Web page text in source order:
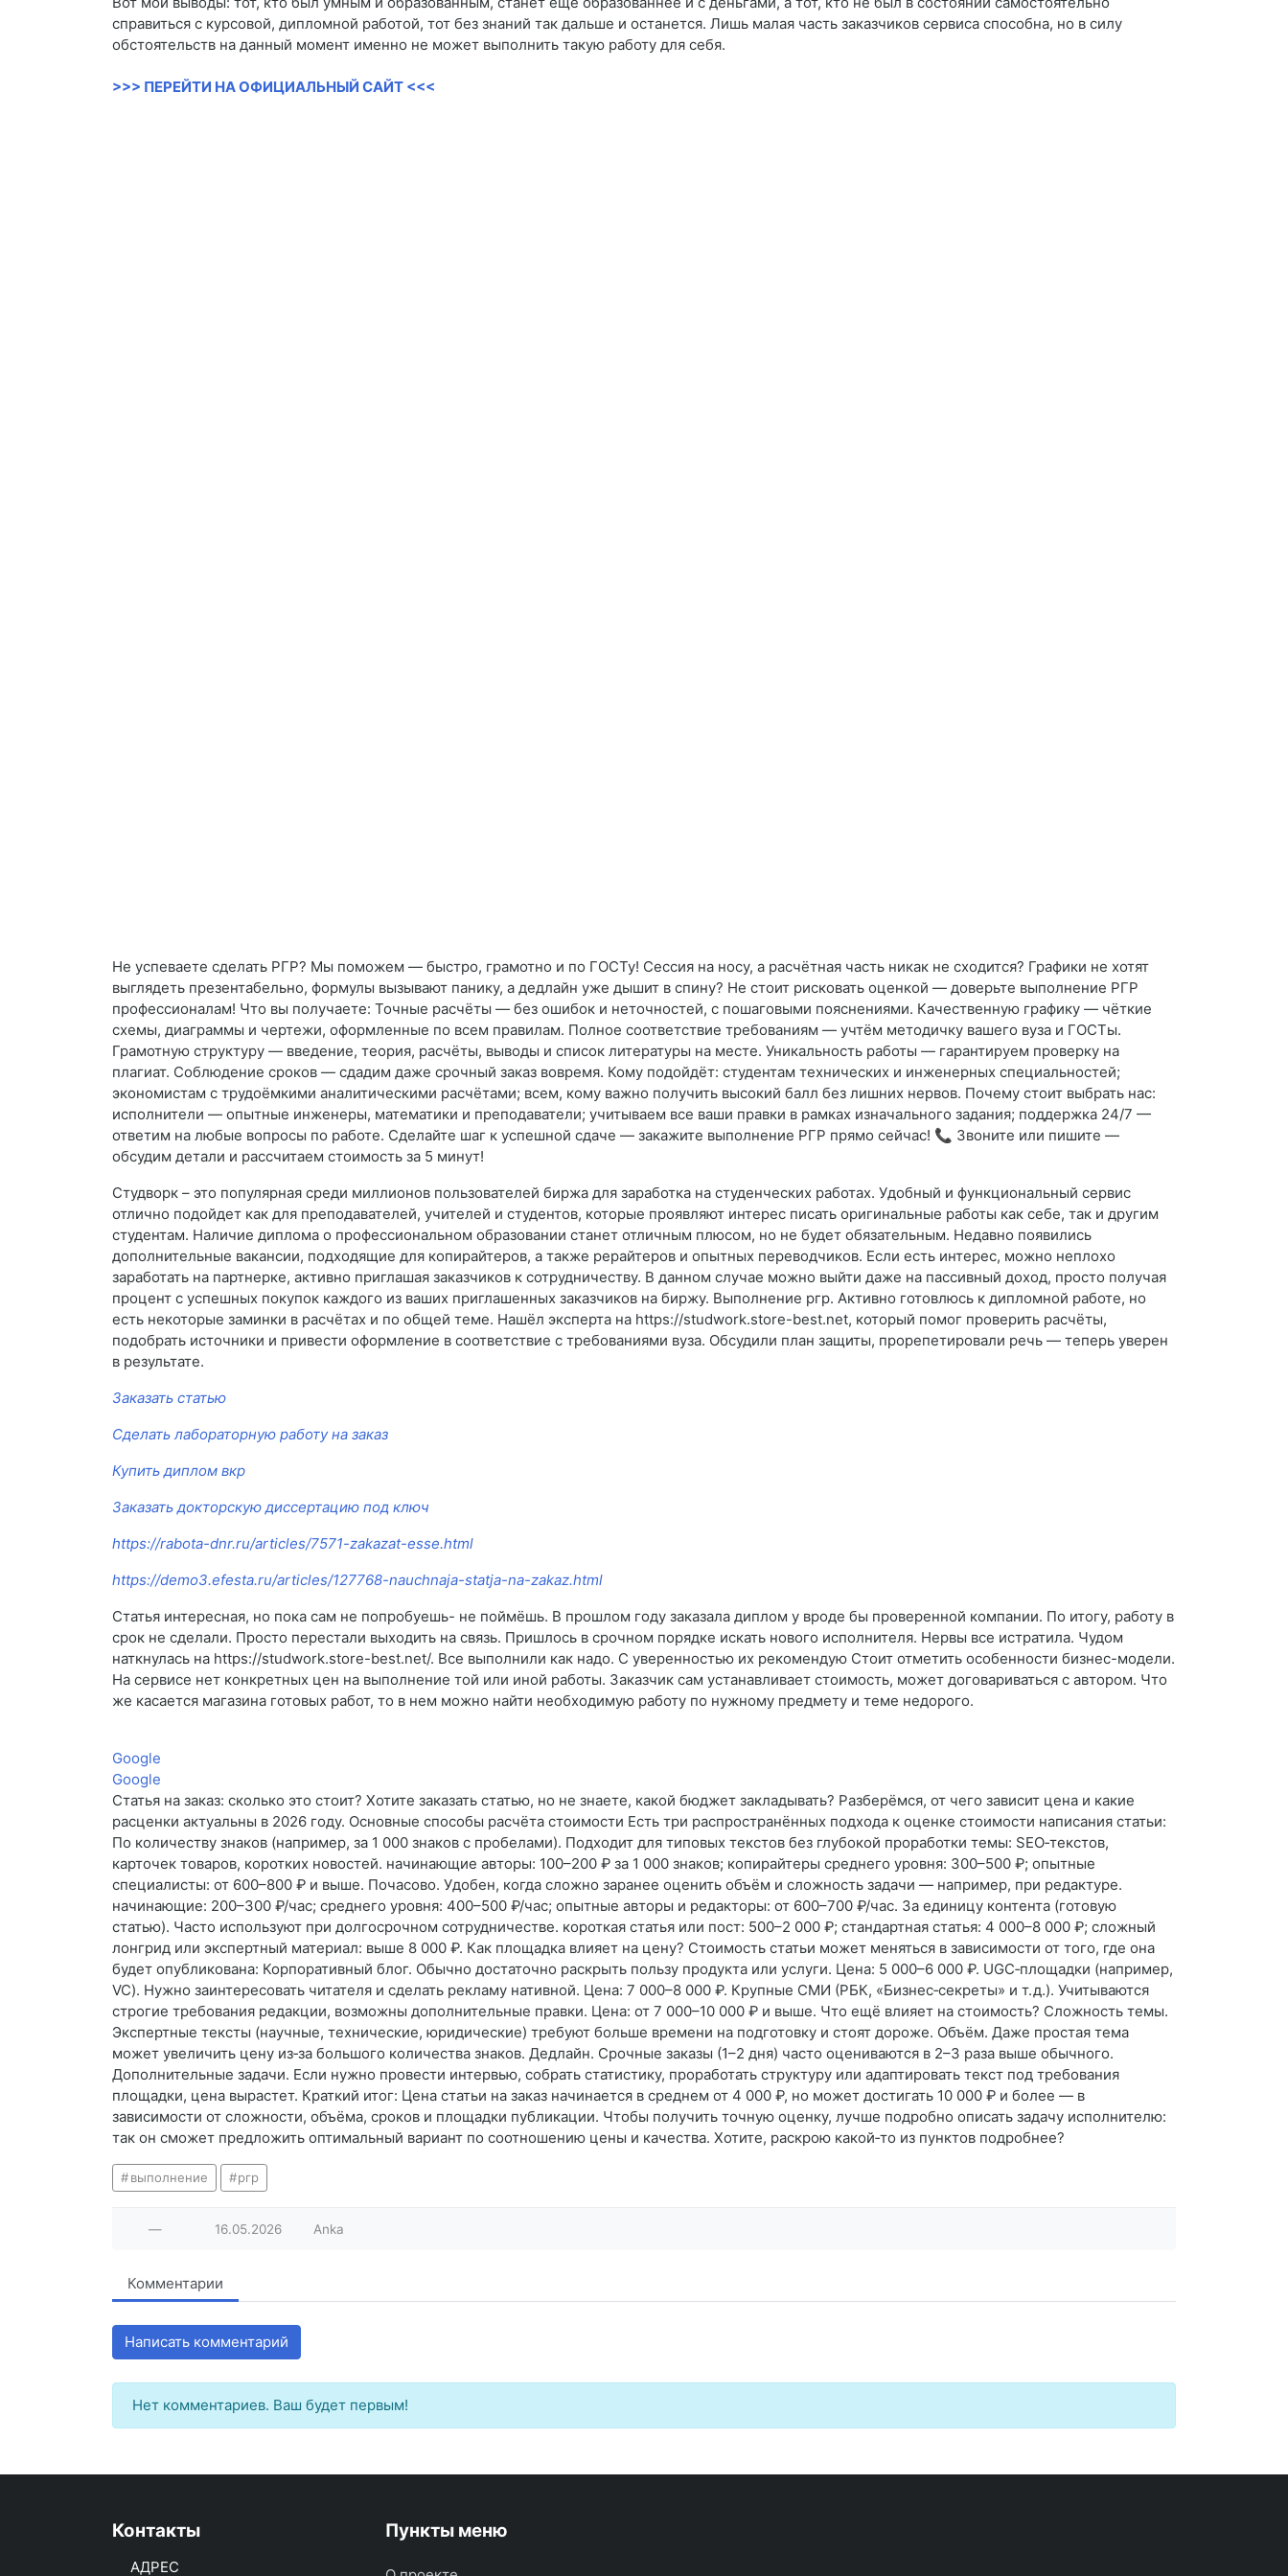
справиться с курсовой, дипломной работой, тот без знаний так дальше и останется. Лишь малая часть заказчиков сервиса способна, но в силу
обстоятельств на данный момент именно не может выполнить такую работу для себя.
>>> ПЕРЕЙТИ НА ОФИЦИАЛЬНЫЙ САЙТ <<<
Не успеваете сделать РГР? Мы поможем — быстро, грамотно и по ГОСТу! Сессия на носу, а расчётная часть никак не сходится? Графики не хотят
выглядеть презентабельно, формулы вызывают панику, а дедлайн уже дышит в спину? Не стоит рисковать оценкой — доверьте выполнение РГР
профессионалам! Что вы получаете: Точные расчёты — без ошибок и неточностей, с пошаговыми пояснениями. Качественную графику — чёткие
схемы, диаграммы и чертежи, оформленные по всем правилам. Полное соответствие требованиям — учтём методичку вашего вуза и ГОСТы.
Грамотную структуру — введение, теория, расчёты, выводы и список литературы на месте. Уникальность работы — гарантируем проверку на
плагиат. Соблюдение сроков — сдадим даже срочный заказ вовремя. Кому подойдёт: студентам технических и инженерных специальностей;
экономистам с трудоёмкими аналитическими расчётами; всем, кому важно получить высокий балл без лишних нервов. Почему стоит выбрать нас:
исполнители — опытные инженеры, математики и преподаватели; учитываем все ваши правки в рамках изначального задания; поддержка 24/7 —
ответим на любые вопросы по работе. Сделайте шаг к успешной сдаче — закажите выполнение РГР прямо сейчас! 📞 Звоните или пишите —
обсудим детали и рассчитаем стоимость за 5 минут!
Студворк – это популярная среди миллионов пользователей биржа для заработка на студенческих работах. Удобный и функциональный сервис
отлично подойдет как для преподавателей, учителей и студентов, которые проявляют интерес писать оригинальные работы как себе, так и другим
студентам. Наличие диплома о профессиональном образовании станет отличным плюсом, но не будет обязательным. Недавно появились
дополнительные вакансии, подходящие для копирайтеров, а также рерайтеров и опытных переводчиков. Если есть интерес, можно неплохо
заработать на партнерке, активно приглашая заказчиков к сотрудничеству. В данном случае можно выйти даже на пассивный доход, просто получая
процент с успешных покупок каждого из ваших приглашенных заказчиков на биржу. Выполнение ргр. Активно готовлюсь к дипломной работе, но
есть некоторые заминки в расчётах и по общей теме. Нашёл эксперта на https://studwork.store-best.net, который помог проверить расчёты,
подобрать источники и привести оформление в соответствие с требованиями вуза. Обсудили план защиты, прорепетировали речь — теперь уверен
в результате.
Заказать статью
Сделать лабораторную работу на заказ
Купить диплом вкр
Заказать докторскую диссертацию под ключ
https://rabota-dnr.ru/articles/7571-zakazat-esse.html
https://demo3.efesta.ru/articles/127768-nauchnaja-statja-na-zakaz.html
Статья интересная, но пока сам не попробуешь- не поймёшь. В прошлом году заказала диплом у вроде бы проверенной компании. По итогу, работу в
срок не сделали. Просто перестали выходить на связь. Пришлось в срочном порядке искать нового исполнителя. Нервы все истратила. Чудом
наткнулась на https://studwork.store-best.net/. Все выполнили как надо. С уверенностью их рекомендую Стоит отметить особенности бизнес-модели.
На сервисе нет конкретных цен на выполнение той или иной работы. Заказчик сам устанавливает стоимость, может договариваться с автором. Что
же касается магазина готовых работ, то в нем можно найти необходимую работу по нужному предмету и теме недорого.
Google
Google
Статья на заказ: сколько это стоит? Хотите заказать статью, но не знаете, какой бюджет закладывать? Разберёмся, от чего зависит цена и какие
расценки актуальны в 2026 году. Основные способы расчёта стоимости Есть три распространённых подхода к оценке стоимости написания статьи:
По количеству знаков (например, за 1 000 знаков с пробелами). Подходит для типовых текстов без глубокой проработки темы: SEO‑текстов,
карточек товаров, коротких новостей. начинающие авторы: 100–200 ₽ за 1 000 знаков; копирайтеры среднего уровня: 300–500 ₽; опытные
специалисты: от 600–800 ₽ и выше. Почасово. Удобен, когда сложно заранее оценить объём и сложность задачи — например, при редактуре.
начинающие: 200–300 ₽/час; среднего уровня: 400–500 ₽/час; опытные авторы и редакторы: от 600–700 ₽/час. За единицу контента (готовую
статью). Часто используют при долгосрочном сотрудничестве. короткая статья или пост: 500–2 000 ₽; стандартная статья: 4 000–8 000 ₽; сложный
лонгрид или экспертный материал: выше 8 000 ₽. Как площадка влияет на цену? Стоимость статьи может меняться в зависимости от того, где она
будет опубликована: Корпоративный блог. Обычно достаточно раскрыть пользу продукта или услуги. Цена: 5 000–6 000 ₽. UGC‑площадки (например,
VC). Нужно заинтересовать читателя и сделать рекламу нативной. Цена: 7 000–8 000 ₽. Крупные СМИ (РБК, «Бизнес‑секреты» и т. д.). Учитываются
строгие требования редакции, возможны дополнительные правки. Цена: от 7 000–10 000 ₽ и выше. Что ещё влияет на стоимость? Сложность темы.
Экспертные тексты (научные, технические, юридические) требуют больше времени на подготовку и стоят дороже. Объём. Даже простая тема
может увеличить цену из‑за большого количества знаков. Дедлайн. Срочные заказы (1–2 дня) часто оцениваются в 2–3 раза выше обычного.
Дополнительные задачи. Если нужно провести интервью, собрать статистику, проработать структуру или адаптировать текст под требования
площадки, цена вырастет. Краткий итог: Цена статьи на заказ начинается в среднем от 4 000 ₽, но может достигать 10 000 ₽ и более — в
зависимости от сложности, объёма, сроков и площадки публикации. Чтобы получить точную оценку, лучше подробно описать задачу исполнителю:
так он сможет предложить оптимальный вариант по соотношению цены и качества. Хотите, раскрою какой‑то из пунктов подробнее?
выполнение ргр
— 16.05.2026 Anka
Комментарии
Написать комментарий
Нет комментариев. Ваш будет первым!
Контакты
АДРЕС
Пункты меню